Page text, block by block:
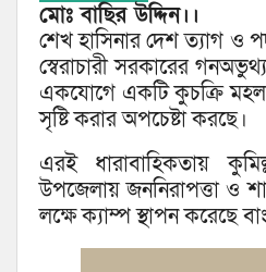
মোঃ বাছির উদ্দিন।।
শেখ হাসিনার দেশ ত্যাগ ও
স্বেরাচারী সরকারের
একযোগে একটি কুচক্রি মহল
সৃষ্টি করার অপচেষ্টা করছে।
এরই ধারাবাহিকতায়
উপজেলায় জননিরাপত্তা ও
লক্ষে ক্যাম্প স্থাপন করেছে